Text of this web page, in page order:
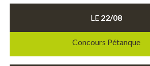
LE 22/08
Concours Pétanque